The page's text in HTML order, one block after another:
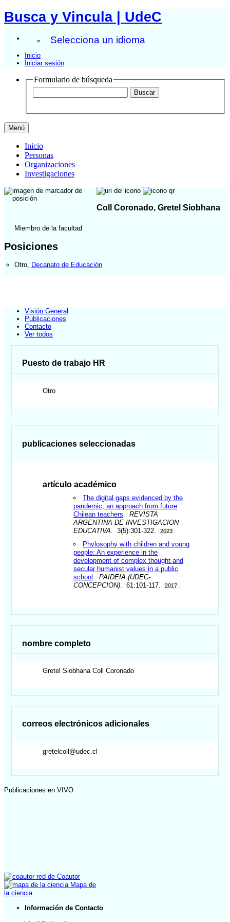
Busca y Vincula | UdeC
Selecciona un idioma
Inicio
Iniciar sesión
Formulario de búsqueda
Menú
Inicio
Personas
Organizaciones
Investigaciones
Coll Coronado, Gretel Siobhana
Miembro de la facultad
Posiciones
Otro Decanato de Educación
Visión General
Publicaciones
Contacto
Ver todos
Puesto de trabajo HR
Otro
publicaciones seleccionadas
artículo académico
The digital gaps evidenced by the
pandemic, an approach from future
Chilean teachers .REVISTA
ARGENTINA DE INVESTIGACION
EDUCATIVA . 3(5):301-322. 2023
Phylosophy with children and young
people: An experience in the
development of complex thought and
secular humanist values in a public
school
.PAIDEIA (UDEC-
CONCEPCION) . 61:101-117. 2017
nombre completo
Gretel Siobhana Coll Coronado
correos electrónicos adicionales
gretelcoll@udec.cl
Publicaciones en VIVO
red de Coautor
Mapa de
la ciencia
Información de Contacto